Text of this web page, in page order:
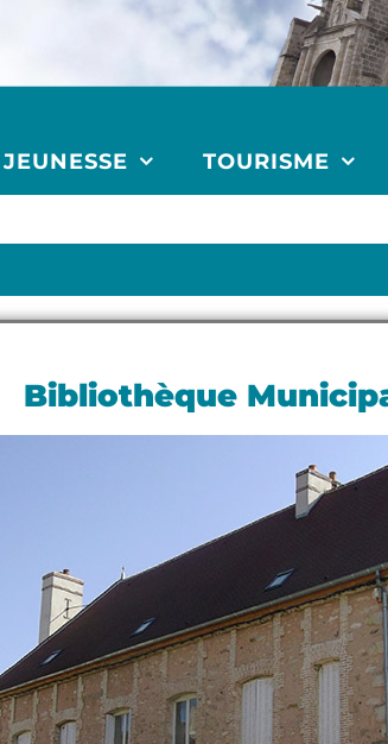
JEUNESSE TOURISME
Bibliothèque